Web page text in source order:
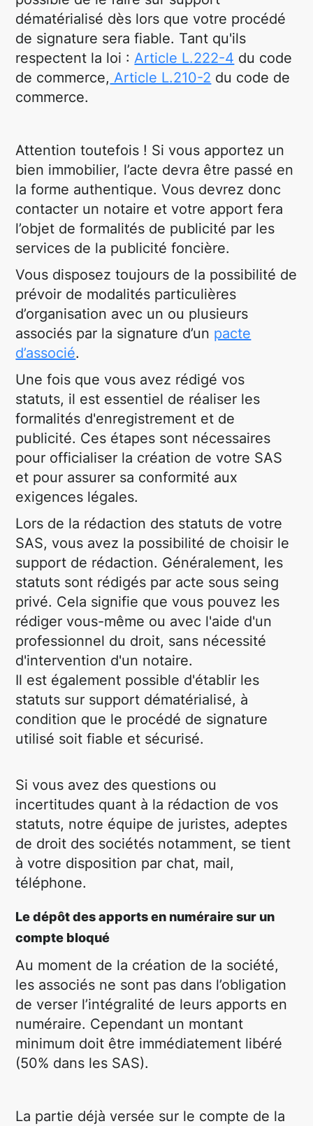
dématérialisé dès lors que votre procédé
de signature sera fiable. Tant qu'ils
respectent la loi :Article L.222-4 du code
de commerce, Article L.210-2 du code de
commerce.
Attention toutefois ! Si vous apportez un
bien immobilier, l’acte devra être passé en
la forme authentique. Vous devrez donc
contacter un notaire et votre apport fera
l’objet de formalités de publicité par les
services de la publicité foncière.
Vous disposez toujours de la possibilité de
prévoir de modalités particulières
d’organisation avec un ou plusieurs
associés par la signature d’un pacte
d’associé.
Une fois que vous avez rédigé vos
statuts, il est essentiel de réaliser les
formalités d'enregistrement et de
publicité. Ces étapes sont nécessaires
pour officialiser la création de votre SAS
et pour assurer sa conformité aux
exigences légales.
Lors de la rédaction des statuts de votre
SAS, vous avez la possibilité de choisir le
support de rédaction. Généralement, les
statuts sont rédigés par acte sous seing
privé. Cela signifie que vous pouvez les
rédiger vous-même ou avec l'aide d'un
professionnel du droit, sans nécessité
d'intervention d'un notaire.
Il est également possible d'établir les
statuts sur support dématérialisé, à
condition que le procédé de signature
utilisé soit fiable et sécurisé.
Si vous avez des questions ou
incertitudes quant à la rédaction de vos
statuts, notre équipe de juristes, adeptes
de droit des sociétés notamment, se tient
à votre disposition par chat, mail,
téléphone.
Le dépôt des apports en numéraire sur un
compte bloqué
Au moment de la création de la société,
les associés ne sont pas dans l’obligation
de verser l’intégralité de leurs apports en
numéraire. Cependant un montant
minimum doit être immédiatement libéré
(50% dans les SAS).
La partie déjà versée sur le compte de la